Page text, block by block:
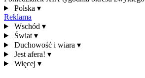
Polska ▾
Reklama
Wschód ▾
Świat ▾
Duchowość i wiara ▾
Jest afera! ▾
Więcej ▾